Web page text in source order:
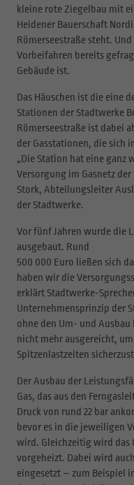
kleine rote Ziegelbau mit
Heidener Bauerschaft
Römerseestraße steht.
Vorbeifahren bereits
Gebäude ist.
Das Häuschen ist die eine
Stationen der Stadtwerke
Römerseestraße ist dabei
der Gasstationen, die sich
„Die Station hat eine ganz
Versorgung im Gasnetz
Stork, Abteilungsleiter
der Stadtwerke.
Vor fünf Jahren wurde die
ausgebaut. Rund
500 000 Euro ließen sich
haben wir die
erklärt Stadtwerke-
Unternehmensprinzip der
ohne den Um- und
nicht mehr ausgereicht,
Spitzenlastzeiten
Der Ausbau der
Gas, das aus den
Druck von rund 22 bar
bevor es in die jeweiligen
wird. Gleichzeitig wird das
vorgeheizt. Dabei wird
eingesetzt – zum Beispiel